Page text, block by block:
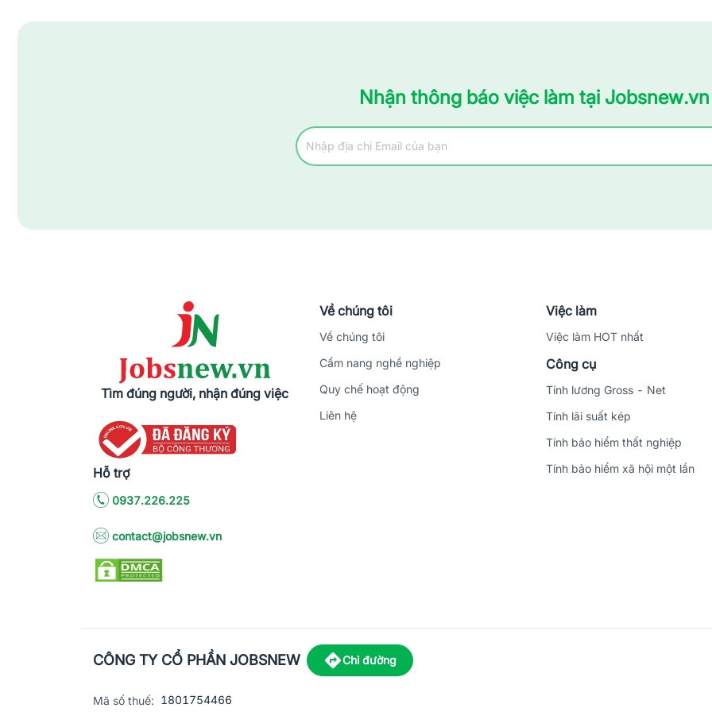
Nhận thông báo việc làm tại Jobsnew.vn
Tìm đúng người, nhận đúng việc
Hỗ trợ
0937.226.225
contact@jobsnew.vn
Về chúng tôi
Về chúng tôi
Cẩm nang nghề nghiệp
Quy chế hoạt động
Liên hệ
Việc làm
Việc làm HOT nhất
Công cụ
Tính lương Gross - Net
Tính lãi suất kép
Tính bảo hiểm thất nghiệp
Tính bảo hiểm xã hội một lần
CÔNG TY CỔ PHẦN JOBSNEW Chỉ đường
Mã số thuế: 1801754466